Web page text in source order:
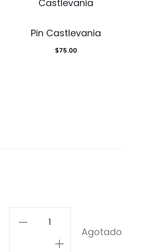
Pin Castlevania
$75.00
Metal
Agotado